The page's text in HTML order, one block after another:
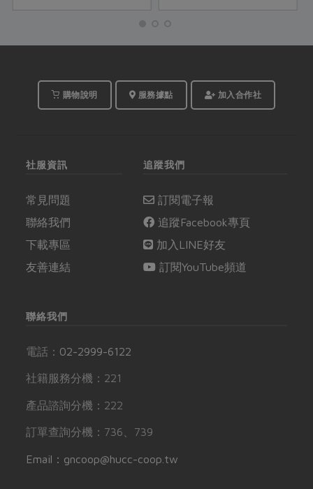
狀況，一群在地媽媽軍
滿的水餃。見晴廚房成
購物說明 服務據點 加入合作社
社服資訊
常見問題
聯絡我們
下載專區
友善連結
追蹤我們
訂閱電子報
追蹤Facebook專頁
加入LINE好友
訂閱YouTube頻道
聯絡我們
電話： 02-2999-6122
社籍服務分機：221
產品諮詢分機：222
訂單查詢分機：736、739
Email：gncoop@hucc-coop.tw